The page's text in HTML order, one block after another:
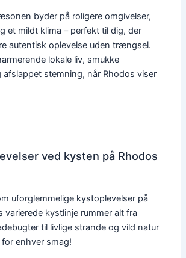
byder på roligere omgivelser,
et mildt klima – perfekt til dig, der
autentisk oplevelse uden trængsel.
lokale liv, smukke
afslappet stemning, når Rhodos viser
ved kysten på Rhodos
uforglemmelige kystoplevelser på
varierede kystlinje rummer alt fra
til livlige strande og vild natur
enhver smag!